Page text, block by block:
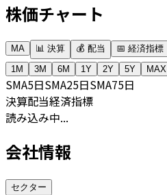
株価チャート
MA 📊 決算 💰 配当
📅 経済指標
1M
3M 6M 1Y 2Y 5Y MAX
SMA5日SMA25日SMA75日
決算配当経済指標
読み込み中...
会社情報
セクター